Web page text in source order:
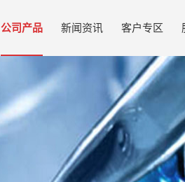
公司产品 新闻资讯 客户专区